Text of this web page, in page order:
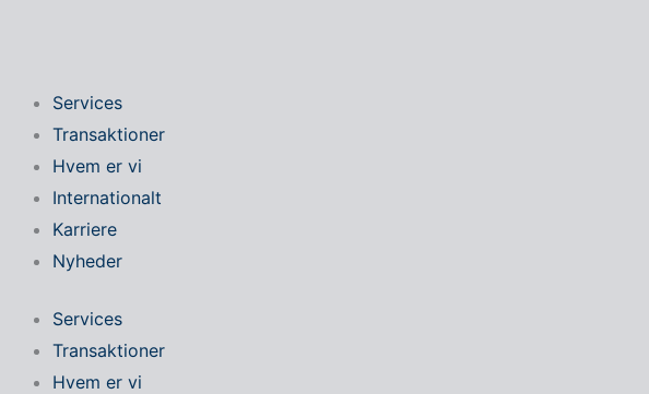
Services
Transaktioner
Hvem er vi
Internationalt
Karriere
Nyheder
Services
Transaktioner
Hvem er vi